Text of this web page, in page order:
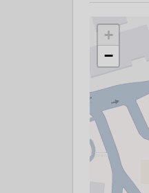
+
−